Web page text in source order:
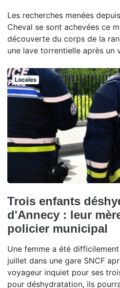
Les recherches menées
Cheval se sont achevées ce
découverte du corps de la
une lave torrentielle après un
Locales
Trois enfants
d'Annecy : leur
policier municipal
Une femme a été
juillet dans une gare SNCF
voyageur inquiet pour ses
pour déshydratation, ils